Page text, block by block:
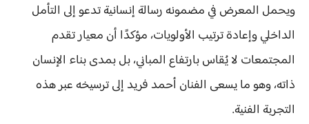
ويحمل المعرض في مضمونه رسالة إنسانية تدعو إلى التأمل
الداخلي وإعادة ترتيب الأولويات، مؤكدًا أن معيار تقدم
المجتمعات لا يُقاس بارتفاع المباني، بل بمدى بناء الإنسان
ذاته، وهو ما يسعى الفنان أحمد فريد إلى ترسيخه عبر هذه
التجربة الفنية.